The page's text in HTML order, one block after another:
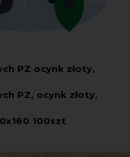
PZ ocynk złoty,
PZ, ocynk złoty,
100szt